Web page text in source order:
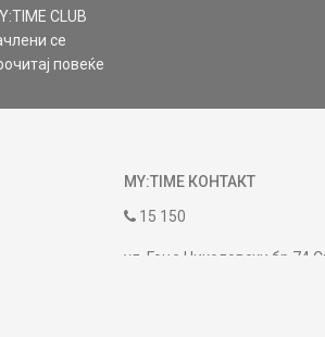
CLUB
се
повеќе
MY:TIME КОНТАКТ
15 150
ул. Гоце Николовски бр.74